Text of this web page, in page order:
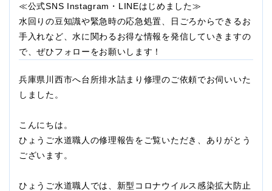
≪公式SNS Instagram・LINEはじめました≫
水回りの豆知識や緊急時の応急処置、日ごろからできるお
手入れなど、水に関わるお得な情報を発信していきますの
で、ぜひフォローをお願いします！
兵庫県川西市へ台所排水詰まり修理のご依頼でお伺いいた
しました。
こんにちは。
ひょうご水道職人の修理報告をご覧いただき、ありがとう
ございます。
ひょうご水道職人では、新型コロナウイルス感染拡大防止